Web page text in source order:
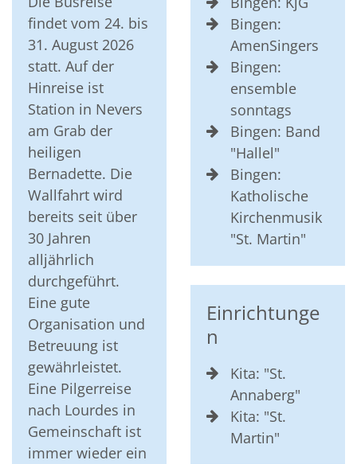
findet vom 24. bis
31. August 2026
statt. Auf der
Hinreise ist
Station in Nevers
am Grab der
heiligen
Bernadette. Die
Wallfahrt wird
bereits seit über
30 Jahren
alljährlich
durchgeführt.
Eine gute
Organisation und
Betreuung ist
gewährleistet.
Eine Pilgerreise
nach Lourdes in
Gemeinschaft ist
immer wieder ein
Bingen:
AmenSingers
Bingen:
ensemble
sonntags
Bingen: Band
"Hallel"
Bingen:
Katholische
Kirchenmusik
"St. Martin"
Einrichtunge
n
Kita: "St.
Annaberg"
Kita: "St.
Martin"